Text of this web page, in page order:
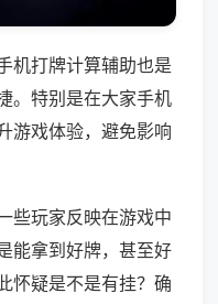
机打牌计算辅助也是
。特别是在大家手机
游戏体验，避免影响
些玩家反映在游戏中
能拿到好牌，甚至好
怀疑是不是有挂？确